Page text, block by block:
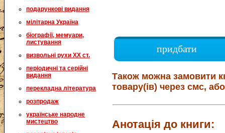
подарункові видання
мілітарна Україна
біографії, мемуари,
листування
визвольні рухи XX ст.
періодичні та серійні
видання
перекладна література
розпродаж
українське народне
мистецтво
придбати
Також можна замовити
товару(ів) через смс,
Анотація до книги: